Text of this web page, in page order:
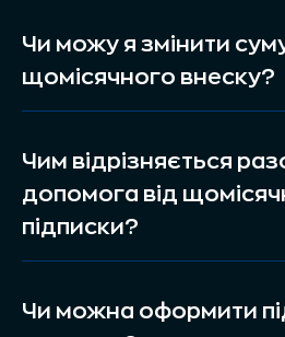
Чи можу я змінити
щомісячного внеску?
Чим відрізняється
допомога від
підписки?
Чи можна оформити